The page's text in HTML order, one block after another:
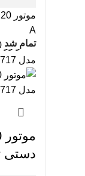
A
تمام شد
دستی